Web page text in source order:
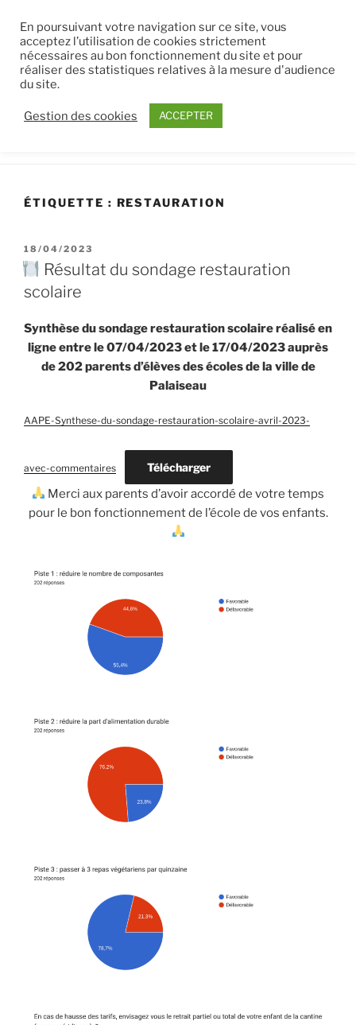
contenu
principal
ECOLE CAROLINE AIGLE
AAPE
Site d'information pour les parents d'élèves du groupe
scolaire public Caroline Aigle de Palaiseau, situé au cœur du
Pôle Scientifique et Technologique de Paris-Saclay
ÉTIQUETTE : RESTAURATION
PUBLIÉ
LE
18/04/2023
Résultat du sondage restauration
scolaire
Synthèse du sondage restauration scolaire réalisé en
ligne entre le 07/04/2023 et le 17/04/2023 auprès
de 202 parents d’élèves des écoles de la ville de
Palaiseau
AAPE-Synthese-du-sondage-restauration-scolaire-avril-2023-
avec-commentaires Télécharger
Merci aux parents d’avoir accordé de votre temps
pour le bon fonctionnement de l’école de vos enfants.
En poursuivant votre navigation sur ce site, vous
acceptez l’utilisation de cookies strictement
nécessaires au bon fonctionnement du site et pour
réaliser des statistiques relatives à la mesure d'audience
du site.
Gestion des cookies ACCEPTER